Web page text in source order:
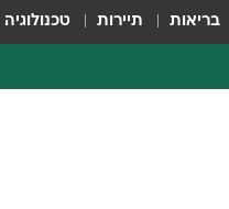
בריאות תיירות טכנולוגיה